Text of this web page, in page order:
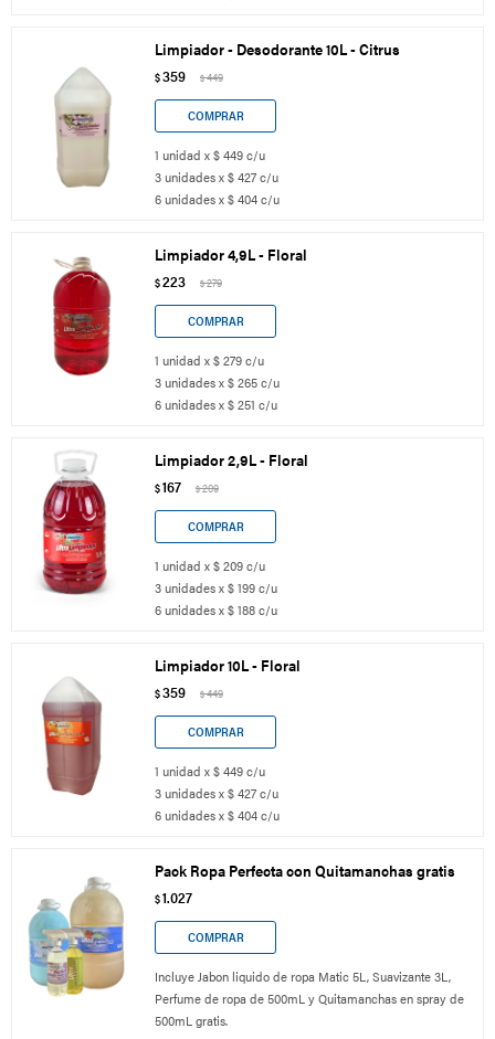
Limpiador - Desodorante 10L - Citrus
$359 $449
1 unidad x $ 449 c/u
3 unidades x $ 427 c/u
6 unidades x $ 404 c/u
Limpiador 4,9L - Floral
$223 $279
1 unidad x $ 279 c/u
3 unidades x $ 265 c/u
6 unidades x $ 251 c/u
Limpiador 2,9L - Floral
$167 $209
1 unidad x $ 209 c/u
3 unidades x $ 199 c/u
6 unidades x $ 188 c/u
Limpiador 10L - Floral
$359 $449
1 unidad x $ 449 c/u
3 unidades x $ 427 c/u
6 unidades x $ 404 c/u
Pack Ropa Perfecta con Quitamanchas gratis
$1.027
Incluye Jabon liquido de ropa Matic 5L, Suavizante 3L,
Perfume de ropa de 500mL y Quitamanchas en spray de
500mL gratis.